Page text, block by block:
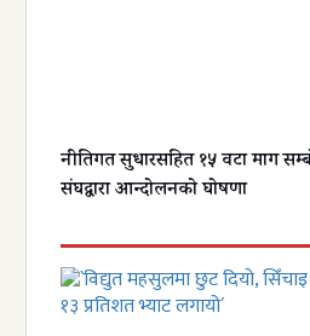
नीतिगत सुधारसहित १५ वटा माग
संघद्वारा आन्दोलनको घोषणा